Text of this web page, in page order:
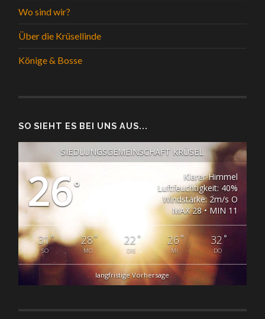
Wo sind wir?
Über die Krüsellinde
Könige & Bosse
SO SIEHT ES BEI UNS AUS...
SIEDLUNGSGEMEINSCHAFT KRÜSEL
26°
Klarer Himmel
Luftfeuchtigkeit: 40%
Windstärke: 2m/s O
MAX 28 • MIN 11
31°
SO
28°
MO
22 °
DIE
26°
MI
32 °
DO
langfristige Vorhersage